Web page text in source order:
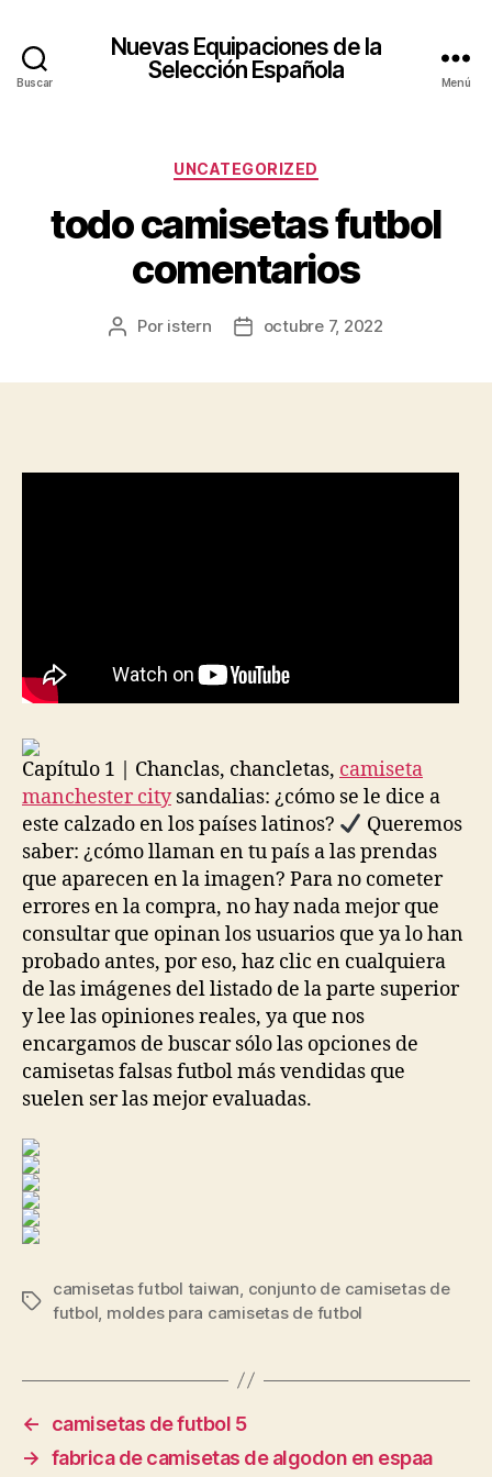
Buscar
Nuevas Equipaciones de la
Selección Española
Menú
Categorías
UNCATEGORIZED
todo camisetas futbol
comentarios
Autor
Por istern
Fechaoctubre 7, 2022
Capítulo 1 | Chanclas, chancletas, camiseta
manchester citysandalias: ¿cómo se le dice a
este calzado en los países latinos?
Queremos
saber: ¿cómo llaman en tu país a las prendas
que aparecen en la imagen? Para no cometer
errores en la compra, no hay nada mejor que
consultar que opinan los usuarios que ya lo han
probado antes, por eso, haz clic en cualquiera
de las imágenes del listado de la parte superior
y lee las opiniones reales, ya que nos
encargamos de buscar sólo las opciones de
camisetas falsas futbol más vendidas que
suelen ser las mejor evaluadas.
Etiquetas
camisetas futbol taiwan conjunto de camisetas de
futbol moldes para camisetas de futbol
←
camisetas de futbol 5
→ fabrica de camisetas de algodon en espaa